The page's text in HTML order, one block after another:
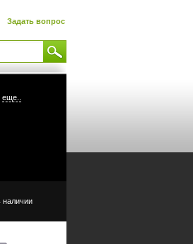
| Задать вопрос
еще..
наличии